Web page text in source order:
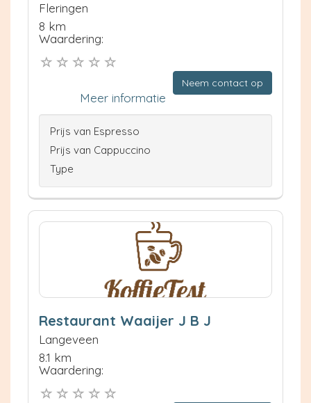
Fleringen
8 km
Waardering:
Neem contact op
Meer informatie
Prijs van Espresso
Prijs van Cappuccino
Type
Restaurant Waaijer J B J
Langeveen
8.1 km
Waardering: